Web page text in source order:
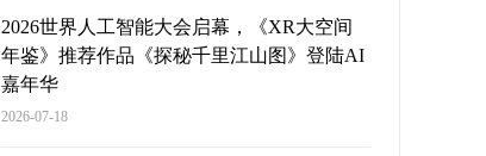
2026世界人工智能大会启幕，《XR大空间
年鉴》推荐作品《探秘千里江山图》登陆AI
嘉年华
2026-07-18